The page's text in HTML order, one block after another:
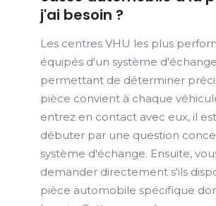
j'ai besoin ?
Les centres VHU les plus
équipés d'un système
permettant de déterminer
pièce convient à chaque
entrez en contact avec eux, il
débuter par une question
système d'échange. Ensuite,
demander directement s'ils
pièce automobile spécifique